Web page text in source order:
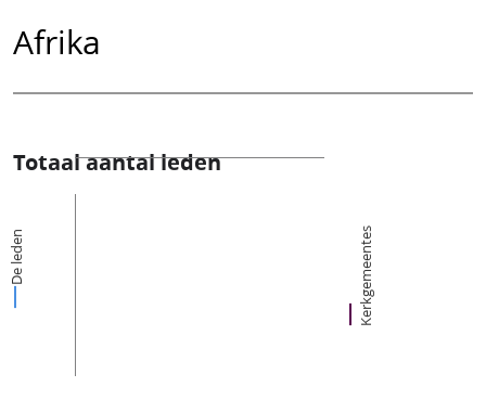
Afrika
Totaal aantal leden
De leden Kerkgemeentes